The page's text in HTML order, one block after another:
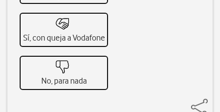
Sí, con queja a Vodafone
No, para nada